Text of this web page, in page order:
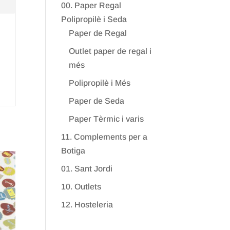
00. Paper Regal
Polipropilè i Seda
Paper de Regal
Outlet paper de regal i
més
Polipropilè i Més
Paper de Seda
Paper Tèrmic i varis
11. Complements per a
Botiga
01. Sant Jordi
10. Outlets
12. Hosteleria